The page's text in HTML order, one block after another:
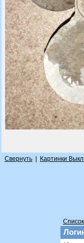
Свернуть Картинки